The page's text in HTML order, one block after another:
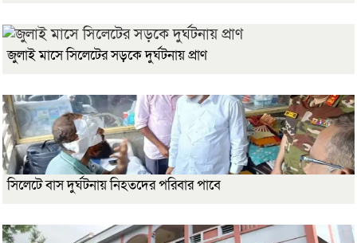
জুলাই মাসে সিলেটের সড়কে দুর্ঘটনায় প্রাণ
সিলেটে বাস দুর্ঘটনায় নিহতদের পরিবার পাবে